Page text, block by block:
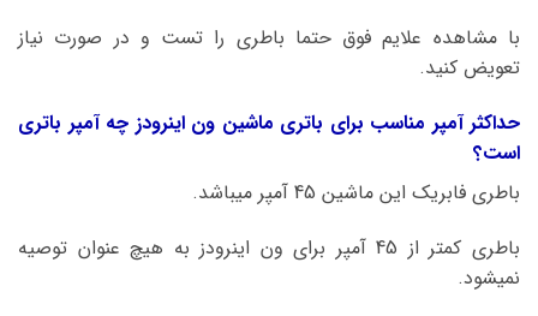
با مشاهده علایم فوق حتما باطری را تست و در صورت نیاز
تعویض کنید.
حداکثر آمپر مناسب برای باتری ماشین ون اینرودز چه آمپر باتری
است؟
باطری فابریک این ماشین 45 آمپر میباشد.
باطری کمتر از 45 آمپر برای ون اینرودز به هیچ عنوان توصیه
نمیشود.